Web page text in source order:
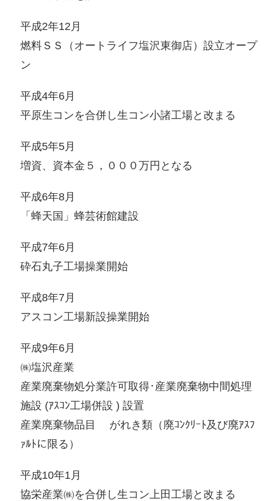
平成2年12月
燃料ＳＳ（オートライフ塩沢東御店）設立オープ
ン
平成4年6月
平原生コンを合併し生コン小諸工場と改まる
平成5年5月
増資、資本金５，０００万円となる
平成6年8月
「蜂天国」蜂芸術館建設
平成7年6月
砕石丸子工場操業開始
平成8年7月
アスコン工場新設操業開始
平成9年6月
㈱塩沢産業
産業廃棄物処分業許可取得･産業廃棄物中間処理
施設 (ｱｽｺﾝ工場併設 ) 設置
産業廃棄物品目 がれき類（廃ｺﾝｸﾘｰﾄ及び廃ｱｽﾌ
ｧﾙﾄに限る）
平成10年1月
協栄産業㈱を合併し生コン上田工場と改まる